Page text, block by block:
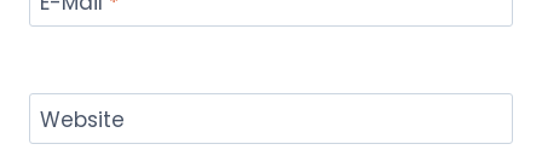
Website